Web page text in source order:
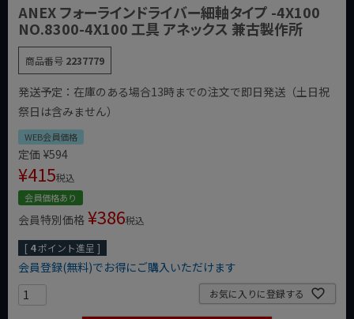
ANEX フォーラインドライバー細軸タイプ -4X100
NO.8300-4X100 工具 アネックス 兼古製作所
商品番号 2237779
発送予定：在庫のある場合13時までの注文で即日発送（土日祝
祭日は含みません）
WEB会員価格
定価 ¥594
¥415税込
会員価格あり
会員特別価格 ¥386税込
[ 4ポイント進呈 ]
会員登録(無料)でお得にご購入いただけます
お気に入りに登録する